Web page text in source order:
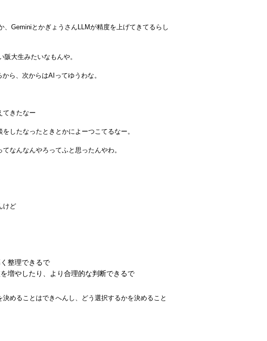
GeminiとかぎょうさんLLMが精度を上げてきてるらし
大生みたいなもんや。
ら、次からはAIってゆうわな。
てきたなー
したなったときとかによーつこてるなー。
なんなんやろってふと思ったんやわ。
けど
整理できるで
やしたり、より合理的な判断できるで
めることはできへんし、どう選択するかを決めること